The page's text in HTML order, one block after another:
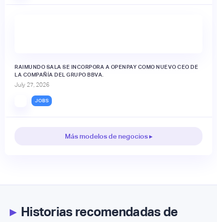
RAIMUNDO SALA SE INCORPORA A OPENPAY COMO NUEVO CEO DE
LA COMPAÑÍA DEL GRUPO BBVA.
July 27, 2026
JOBS
Más modelos de negocios ▸
▸Historias recomendadas de